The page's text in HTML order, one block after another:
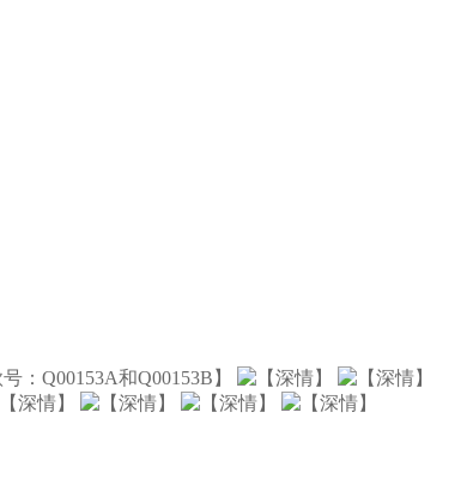
：Q00153A和Q00153B】